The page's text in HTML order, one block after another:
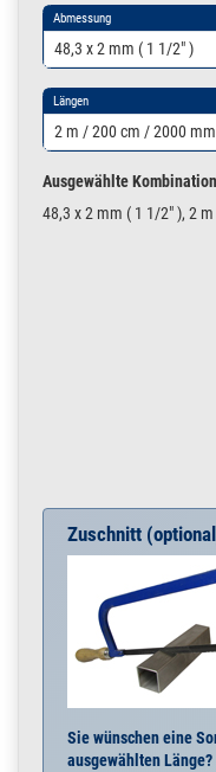
Abmessung
48,3 x 2 mm ( 1 1/2" )
Längen
2 m / 200 cm / 2000 mm
Ausgewählte Kombination
48,3 x 2 mm ( 1 1/2" ), 2
Zuschnitt
Sie wünschen eine
ausgewählten Länge?